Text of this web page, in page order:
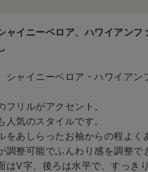
ャイニーベロア、ハワイアン
シャイニーベロア・ハワイアン
フリルがアクセント。
人気のスタイルです。
をあしらったお袖からの程よ
調整可能でふんわり感を調整で
はV字、後ろは水平で、すっき